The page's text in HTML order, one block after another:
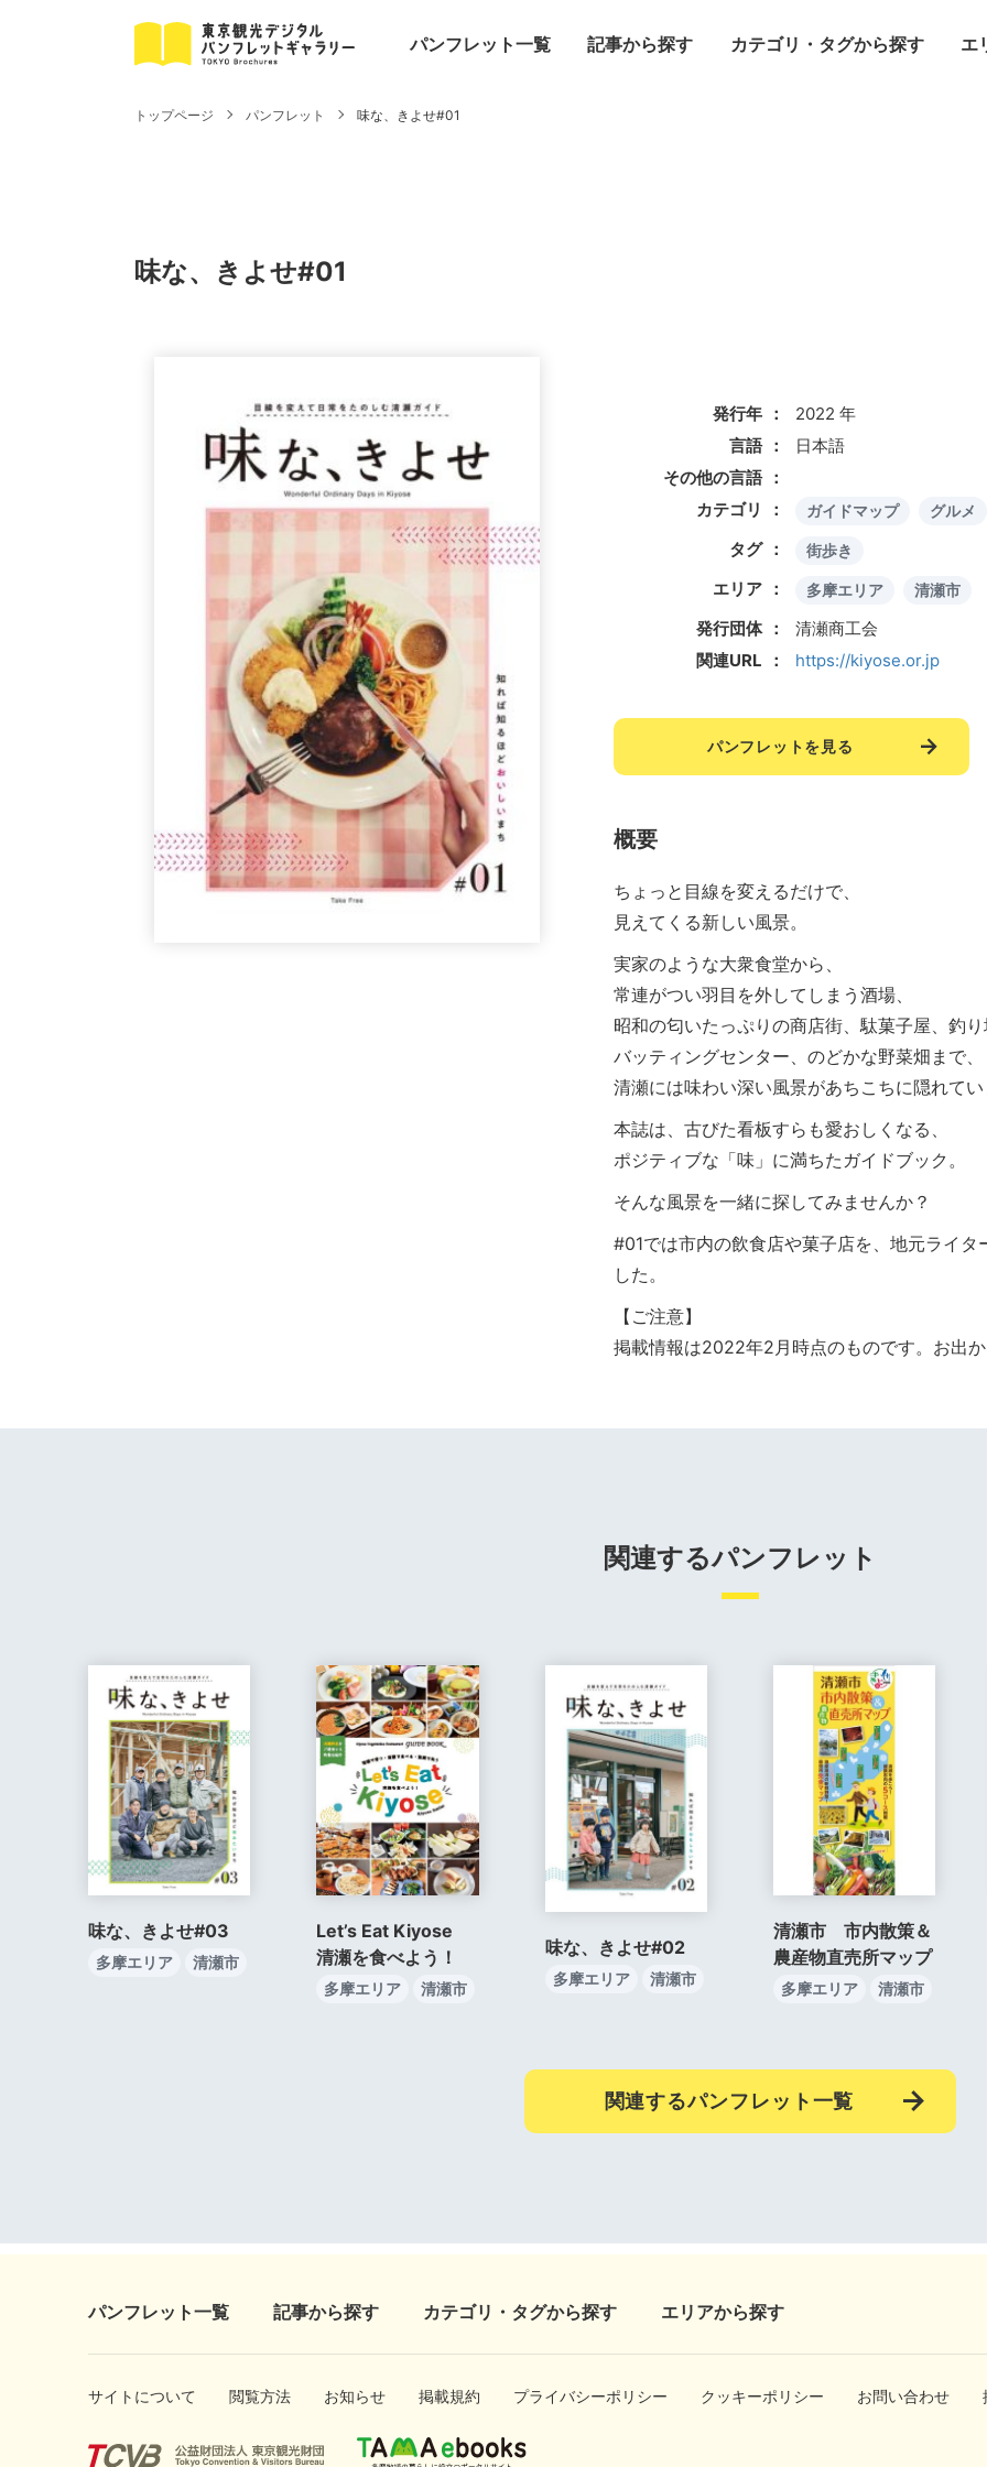
パンフレット一覧 記事から探す カテゴリ・タグから探す エ
トップページ パンフレット 味な、きよせ#01
味な、きよせ#01
発行年
2022 年
言語
日本語
その他の言語
カテゴリ
ガイドマップ グルメ
タグ 街歩き
エリア 多摩エリア 清瀬市
発行団体
清瀬商工会
関連URL
https://kiyose.or.jp
パンフレットを見る
概要
ちょっと目線を変えるだけで、
見えてくる新しい風景。
実家のような大衆食堂から、
常連がつい羽目を外してしまう酒場、
昭和の匂いたっぷりの商店街、駄菓子屋、釣り
バッティングセンター、のどかな野菜畑まで、
清瀬には味わい深い風景があちこちに隠れてい
本誌は、古びた看板すらも愛おしくなる、
ポジティブな「味」に満ちたガイドブック。
そんな風景を一緒に探してみませんか？
#01では市内の飲食店や菓子店を、地元ライ
した。
【ご注意】
掲載情報は2022年2月時点のものです。お出
関連するパンフレット
味な、きよせ#03
多摩エリア 清瀬市
Let’s Eat Kiyose
清瀬を食べよう！
多摩エリア 清瀬市
味な、きよせ#02
多摩エリア 清瀬市
清瀬市 市内散策＆
農産物直売所マップ
多摩エリア 清瀬市
関連するパンフレット一覧
パンフレット一覧 記事から探す カテゴリ・タグから探す エリアから探す
サイトについて 閲覧方法 お知らせ 掲載規約 プライバシーポリシー クッキーポリシー お問い合わせ